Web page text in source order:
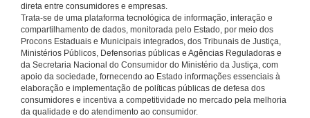
direta entre consumidores e empresas.
Trata-se de uma plataforma tecnológica de informação, interação e
compartilhamento de dados, monitorada pelo Estado, por meio dos
Procons Estaduais e Municipais integrados, dos Tribunais de Justiça,
Ministérios Públicos, Defensorias públicas e Agências Reguladoras e
da Secretaria Nacional do Consumidor do Ministério da Justiça, com
apoio da sociedade, fornecendo ao Estado informações essenciais à
elaboração e implementação de políticas públicas de defesa dos
consumidores e incentiva a competitividade no mercado pela melhoria
da qualidade e do atendimento ao consumidor.